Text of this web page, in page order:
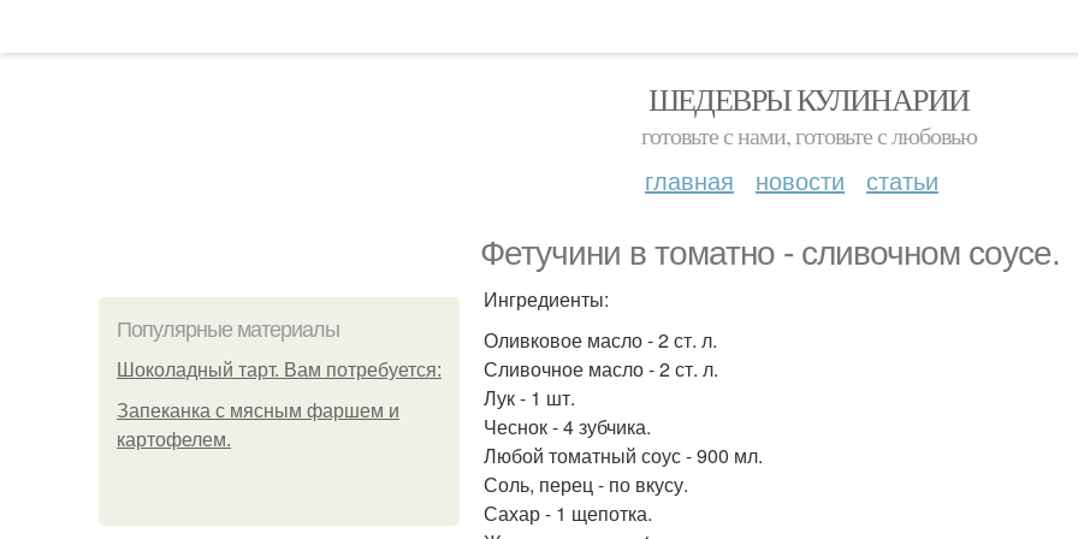
ШЕДЕВРЫ КУЛИНАРИИ
готовьте с нами, готовьте с любовью
главная новости статьи
Фетучини в томатно - сливочном соусе.
Популярные материалы
Шоколадный тарт. Вам потребуется:
Запеканка с мясным фаршем и
картофелем.
Ингредиенты:
Оливковое масло - 2 ст. л.
Сливочное масло - 2 ст. л.
Лук - 1 шт.
Чеснок - 4 зубчика.
Любой томатный соус - 900 мл.
Соль, перец - по вкусу.
Сахар - 1 щепотка.